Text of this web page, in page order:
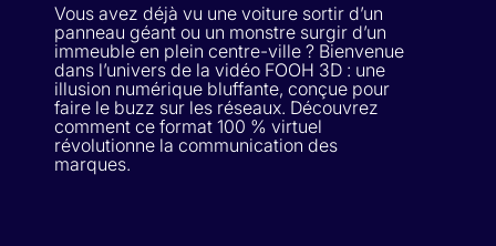
Vous avez déjà vu une voiture sortir d’un
panneau géant ou un monstre surgir d’un
immeuble en plein centre-ville ? Bienvenue
dans l’univers de la vidéo FOOH 3D : une
illusion numérique bluffante, conçue pour
faire le buzz sur les réseaux. Découvrez
comment ce format 100 % virtuel
révolutionne la communication des
marques.